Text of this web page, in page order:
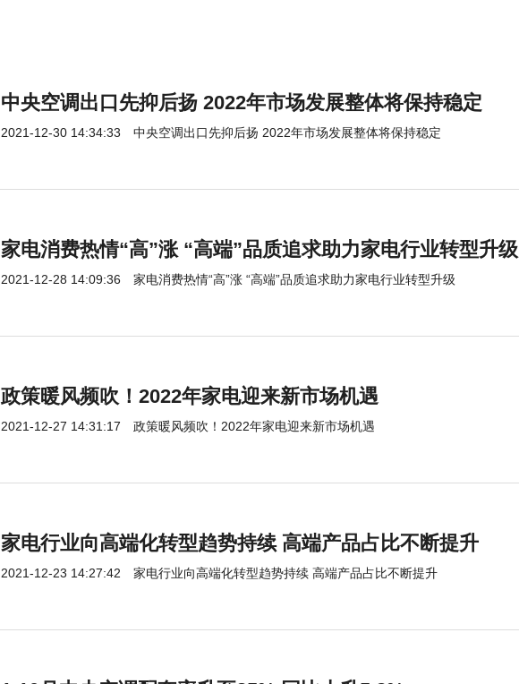
中央空调出口先抑后扬 2022年市场发展整体将保持稳定
2021-12-30 14:34:33 中央空调出口先抑后扬 2022年市场发展整体将保持稳定
家电消费热情“高”涨 “高端”品质追求助力家电行业转型升级
2021-12-28 14:09:36 家电消费热情“高”涨 “高端”品质追求助力家电行业转型升级
政策暖风频吹！2022年家电迎来新市场机遇
2021-12-27 14:31:17 政策暖风频吹！2022年家电迎来新市场机遇
家电行业向高端化转型趋势持续 高端产品占比不断提升
2021-12-23 14:27:42 家电行业向高端化转型趋势持续 高端产品占比不断提升